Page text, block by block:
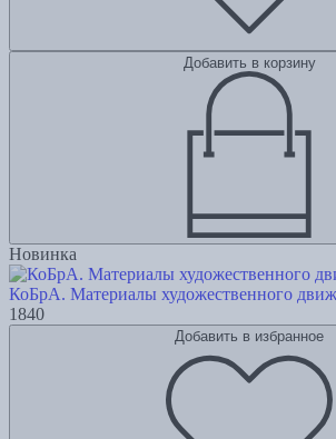
Добавить в корзину
Новинка
КоБрА. Материалы художественного
1840
Добавить в избранное